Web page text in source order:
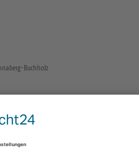
Buchholz
Barbara-Uthmann-Ring 158